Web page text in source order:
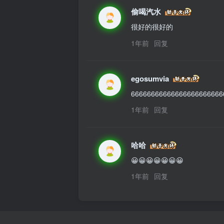
偷喝汽水
很好的很好的
1年前 回复
egosumvia
1年前 回复
哈哈
😀😀😀😀😀😀😀
1年前 回复